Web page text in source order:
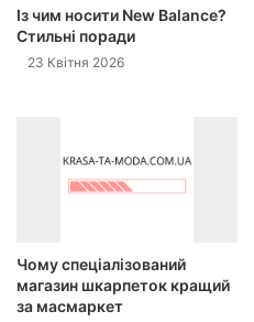
Із чим носити New Balance?
Стильні поради
23 Квітня 2026
Чому спеціалізований
магазин шкарпеток кращий
за масмаркет